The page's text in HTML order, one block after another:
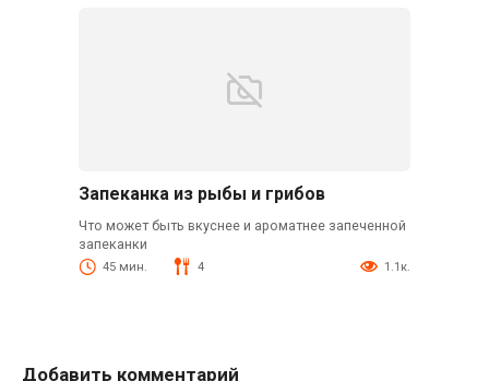
Запеканка из рыбы и грибов
Что может быть вкуснее и ароматнее запеченной
запеканки
45 мин. 4 1.1к.
Добавить комментарий